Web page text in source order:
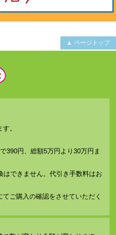
▲ ページトップ
。
390円、総額5万円より30万円ま
できません。代引き手数料はお
てご購入の確認をさせていただく